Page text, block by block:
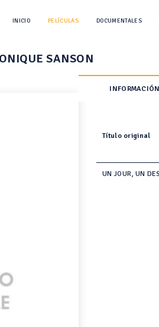
INICIO PELÍCULAS DOCUMENTALES
SANSON
INFORMACIÓN
Título original
UN JOUR, UN